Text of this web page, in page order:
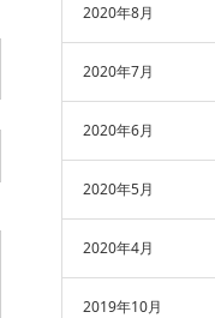
2020年8月
2020年7月
2020年6月
2020年5月
2020年4月
2019年10月